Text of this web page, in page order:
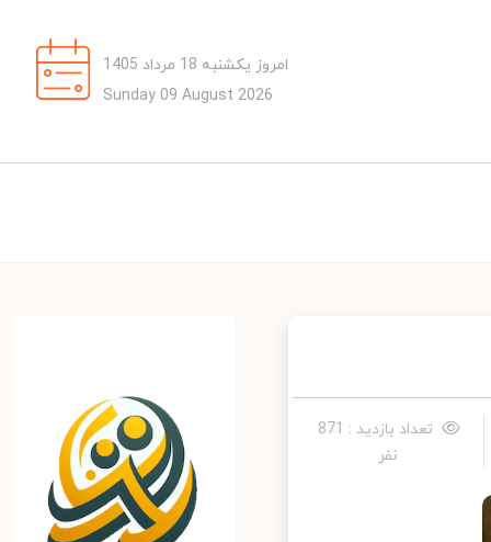
امروز یکشنبه 18 مرداد 1405
Sunday 09 August 2026
تعداد بازدید : 871
نفر